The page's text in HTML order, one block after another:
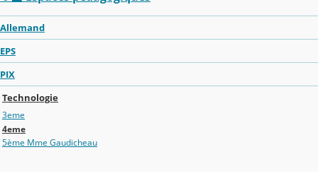
Allemand
EPS
PIX
Technologie
3eme
4eme
5ème Mme Gaudicheau